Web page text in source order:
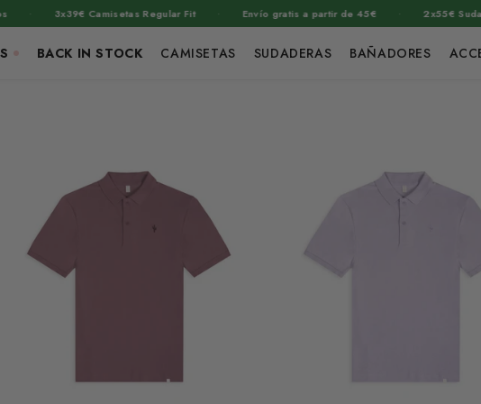
· 3x39€ Camisetas Regular Fit · Envío gratis a partir de 45€ · 2x55€ Sudaderas
BACK IN STOCK CAMISETAS SUDADERAS BAÑADORES